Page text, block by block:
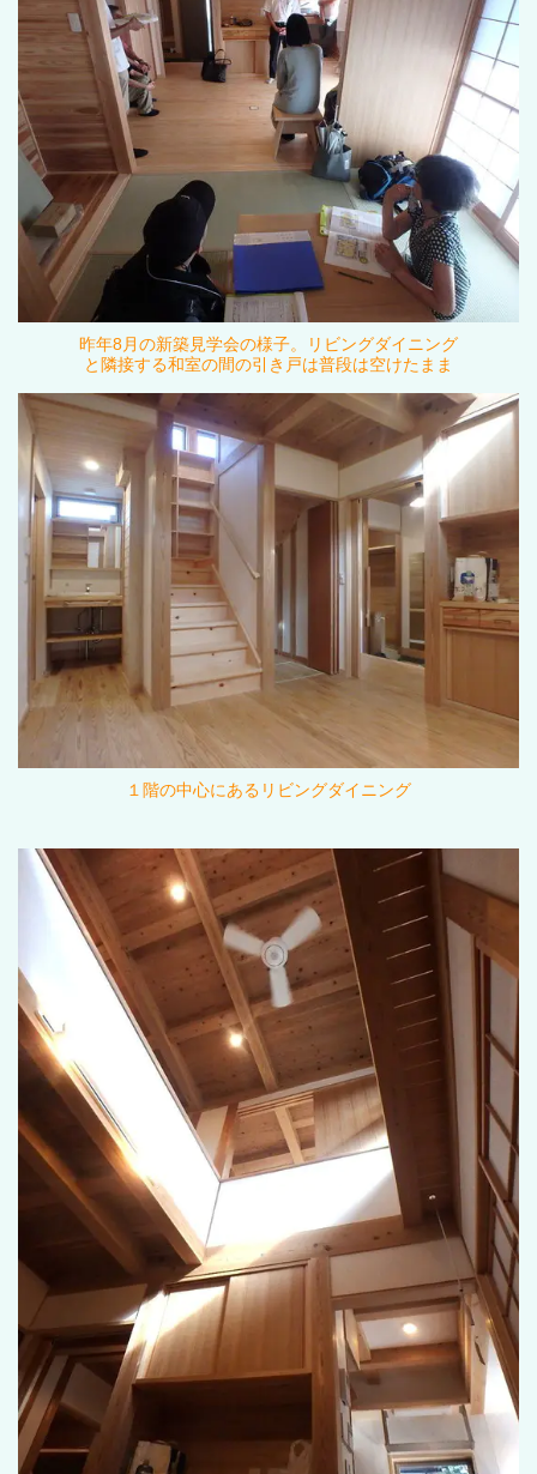
昨年8月の新築見学会の様子。リビングダイニング
と隣接する和室の間の引き戸は普段は空けたまま
１階の中心にあるリビングダイニング